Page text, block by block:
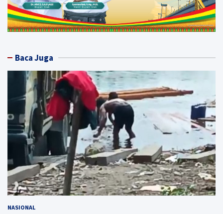
Baca Juga
NASIONAL